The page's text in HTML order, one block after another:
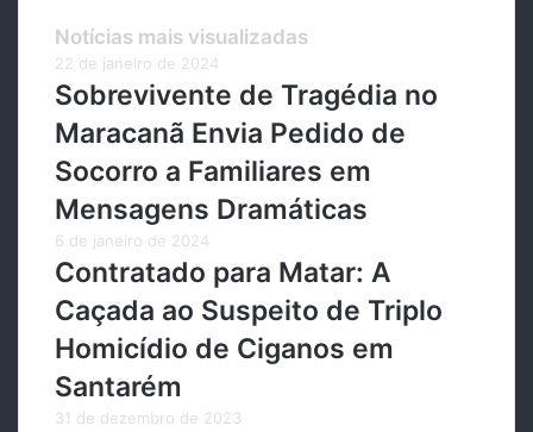
Notícias mais visualizadas
22 de janeiro de 2024
Sobrevivente de Tragédia no
Maracanã Envia Pedido de
Socorro a Familiares em
Mensagens Dramáticas
6 de janeiro de 2024
Contratado para Matar: A
Caçada ao Suspeito de Triplo
Homicídio de Ciganos em
Santarém
31 de dezembro de 2023